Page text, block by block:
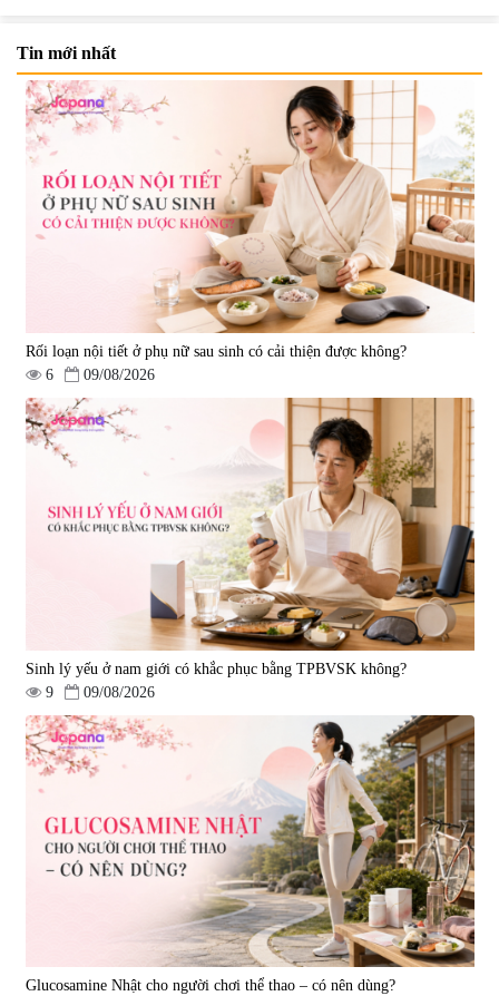
Viên uống bổ gan Ribeto Shoji
Hepaclean 60 viên
543.205
690.000 đ
Viên uống hỗ trợ giải độc và
phục hồi chức năng gan Biken
Liver Ex 120 viên - Date
07/2027
|0
1.390.000 đ
Viên uống hỗ trợ tim mạch AFC
Rich Coenzyme Q10 - 120 viên
2.890.000 đ
Viên uống tăng cường miễn dịch
Ribeto Shoji Fukujyusen 180
viên
|32.160
9.850.000 đ
Viên uống hỗ trợ tăng cường
sinh lý nam Fujina Monster Shot
150 viên
880.000 đ
Viên uống hỗ trợ điều trị ung thư
Fucoidan Okinawa Kanehide Bio
EX 323mg - 150 viên
|790.621
4.473.500 đ
Tin mới nhất
Rối loạn nội tiết ở phụ nữ sau sinh có cải thiện được không?
6
09/08/2026
Sinh lý yếu ở nam giới có khắc phục bằng TPBVSK không?
9
09/08/2026
Glucosamine Nhật cho người chơi thể thao – có nên dùng?